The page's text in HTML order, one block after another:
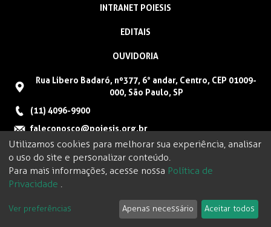
INTRANET POIESIS
EDITAIS
OUVIDORIA
Rua Libero Badaró, nº377, 6° andar, Centro, CEP 01009-
000, São Paulo, SP
(11) 4096-9900
faleconosco@poiesis.org.br
Utilizamos cookies para melhorar sua experiência, analisar
o uso do site e personalizar conteúdo.
Para mais informações, acesse nossa Política de
Privacidade .
Ver preferências Apenas necessário Aceitar todos